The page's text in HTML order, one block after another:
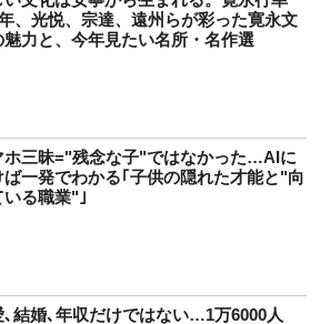
、光悦、宗達、遠州らが彩った寛永文
魅力と、今年見たい名所・名作選
ホ三昧="残念な子"ではなかった…AIに
ば一発でわかる｢子供の隠れた才能と"向
いる職業"｣
､結婚､年収だけではない…1万6000人